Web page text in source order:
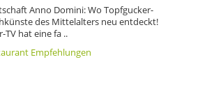
Anno Domini: Wo Topfgucker-
des Mittelalters neu entdeckt!
TV hat eine fa ..
Empfehlungen